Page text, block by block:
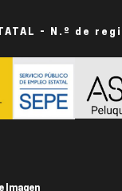
- N.º de
Imagen